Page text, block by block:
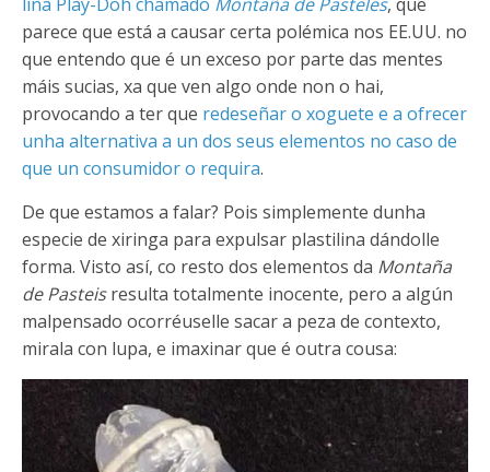
parece que está a causar certa polémica nos EE.UU. no
que entendo que é un exceso por parte das mentes
máis sucias, xa que ven algo onde non o hai,
provocando a ter que redeseñar o xoguete e a ofrecer
unha alternativa a un dos seus elementos no caso de
que un consumidor o requira.
De que estamos a falar? Pois simplemente dunha
especie de xiringa para expulsar plastilina dándolle
forma. Visto así, co resto dos elementos da Montaña
de Pasteisresulta totalmente inocente, pero a algún
malpensado ocorréuselle sacar a peza de contexto,
mirala con lupa, e imaxinar que é outra cousa: